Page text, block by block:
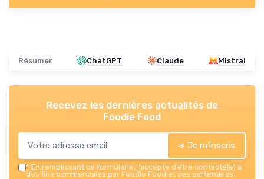
Résumer ChatGPT Claude Mistral
Recevez les dernières actualités de
Foodie Food
➔ Je m'inscris
* En remplissant ce formulaire, j’accepte d’être contacté(e) à
des fins commerciales par Foodie Food et ses partenaires.